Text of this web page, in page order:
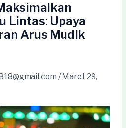
Lintas: Upaya
Arus Mudik
/ Maret 29,